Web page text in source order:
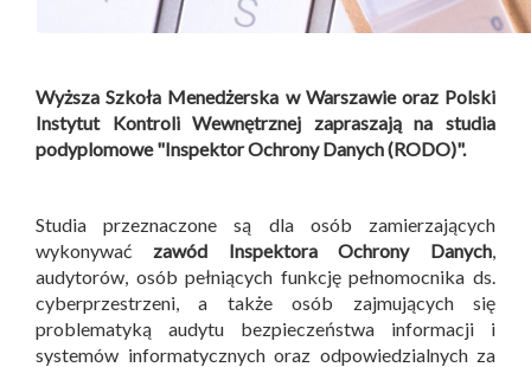
Wyższa Szkoła Menedżerska w Warszawie oraz Polski
Instytut Kontroli Wewnętrznej zapraszają na studia
podyplomowe "Inspektor Ochrony Danych (RODO)".
Studia przeznaczone są dla osób zamierzających
wykonywać zawód Inspektora Ochrony Danych
audytorów, osób pełniących funkcję pełnomocnika ds.
cyberprzestrzeni, a także osób zajmujących się
problematyką audytu bezpieczeństwa informacji i
systemów informatycznych oraz odpowiedzialnych za